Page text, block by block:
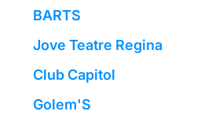
BARTS
Jove Teatre Regina
Club Capitol
Golem'S